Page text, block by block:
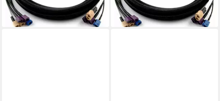
127,45 €
lieferbar - in 2-3 Werktagen bei dir
152,15 €
lieferbar - in 2-3 Werktagen bei dir